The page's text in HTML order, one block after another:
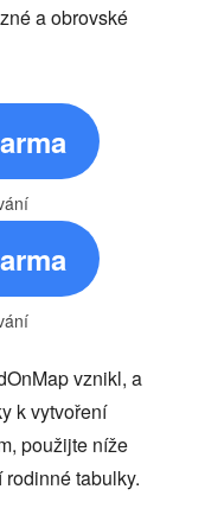
a obrovské
vznikl, a
k vytvoření
použijte níže
tabulky.